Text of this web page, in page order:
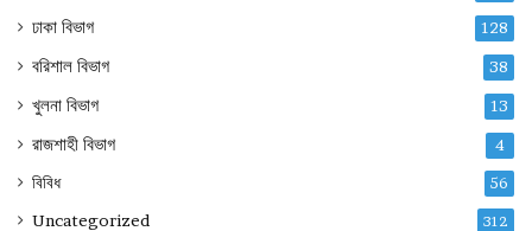
ঢাকা বিভাগ 128
বরিশাল বিভাগ 38
খুলনা বিভাগ 13
রাজশাহী বিভাগ 4
বিবিধ 56
Uncategorized 312